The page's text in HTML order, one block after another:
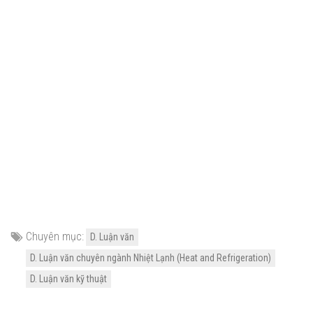
Chuyên mục:
D. Luận văn
D. Luận văn chuyên ngành Nhiệt Lạnh (Heat and Refrigeration)
D. Luận văn kỹ thuật